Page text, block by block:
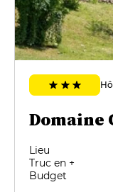
Domaine
Lieu
Truc en +
Budget